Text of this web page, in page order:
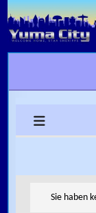
Skip to content
Sie haben